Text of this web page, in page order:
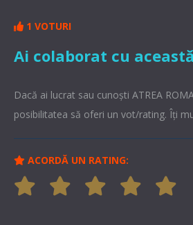
1 VOTURI
Ai colaborat cu
Dacă ai lucrat sau cunoşti ATREA
posibilitatea să oferi un vot/rating. Îți
ACORDĂ UN RATING: